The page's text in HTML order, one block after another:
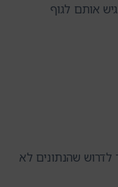
אותם לגוף
שהנתונים לא